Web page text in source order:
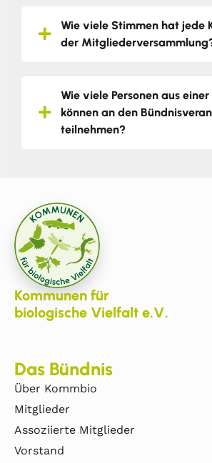
Wie viele Stimmen hat jede
der
Wie viele Personen aus
können an den
teilnehmen?
Kommunen für
biologische Vielfalt e.V.
Das Bündnis
Über Kommbio
Mitglieder
Assoziierte Mitglieder
Vorstand